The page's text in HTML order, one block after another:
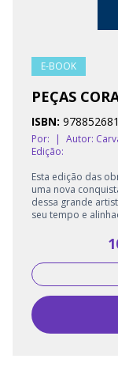
E-BOOK
PEÇAS
ISBN:
Por: | Autor:
Edição:
Esta edição das
uma nova
dessa grande
seu tempo e